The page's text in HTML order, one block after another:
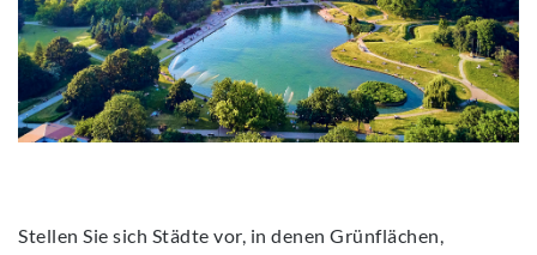
Stellen Sie sich Städte vor, in denen Grünflächen,